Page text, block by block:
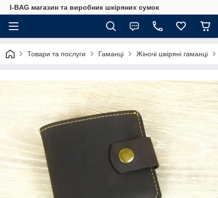
I-BAG магазин та виробник шкіряних сумок
Товари та послуги Гаманці Жіночі шкіряні гаманці